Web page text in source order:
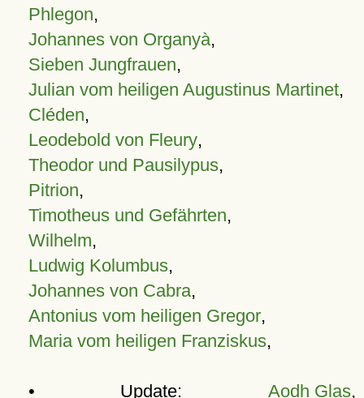
Phlegon,
Johannes von Organyà,
Sieben Jungfrauen,
Julian vom heiligen Augustinus Martinet,
Cléden,
Leodebold von Fleury,
Theodor und Pausilypus,
Pitrion,
Timotheus und Gefährten,
Wilhelm,
Ludwig Kolumbus,
Johannes von Cabra,
Antonius vom heiligen Gregor,
Maria vom heiligen Franziskus,
• Update: Aodh Glas,